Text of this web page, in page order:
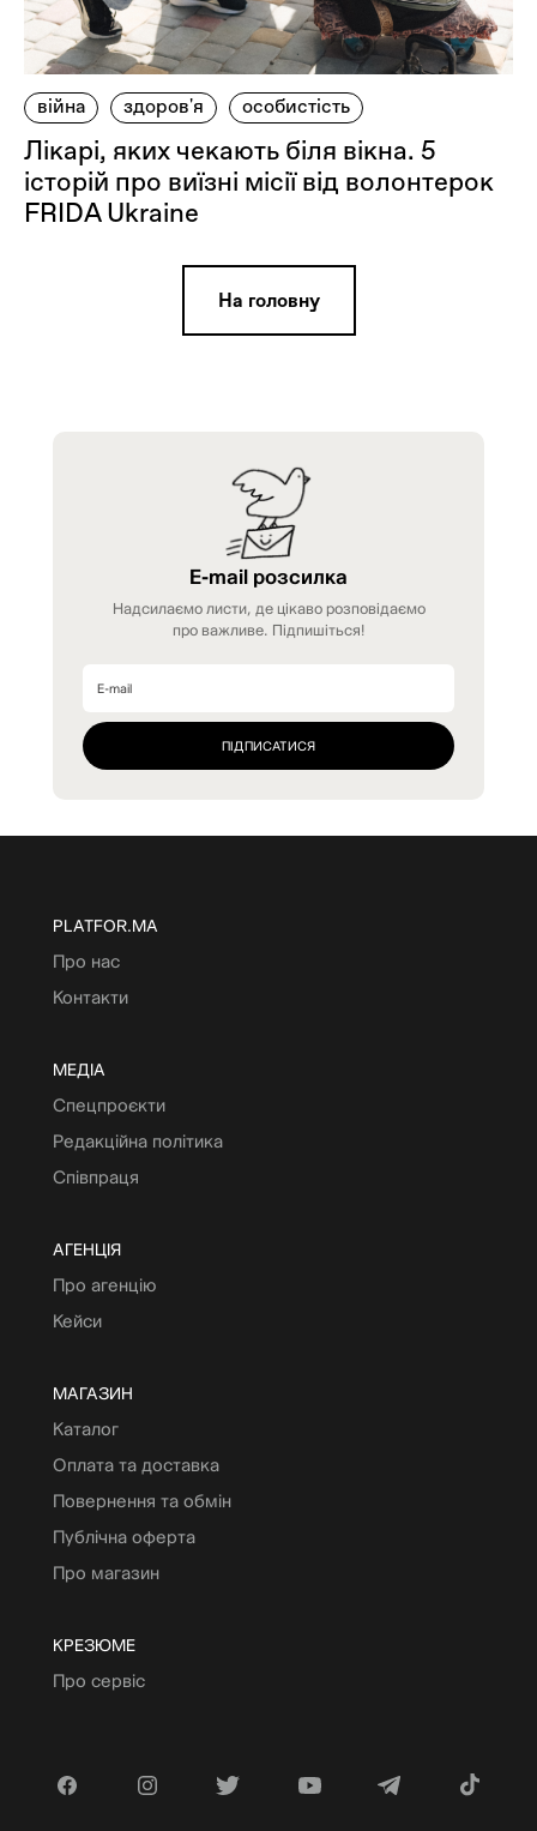
війна здоров'я особистість
Лікарі, яких чекають біля вікна. 5
історій про виїзні місії від волонтерок
FRIDA Ukraine
На головну
E-mail розсилка
Надсилаємо листи, де цікаво розповідаємо
про важливе. Підпишіться!
PLATFOR.MA
Про нас
Контакти
МЕДІА
Спецпроєкти
Редакційна політика
Співпраця
АГЕНЦІЯ
Про агенцію
Кейси
МАГАЗИН
Каталог
Оплата та доставка
Повернення та обмін
Публічна оферта
Про магазин
КРЕЗЮМЕ
Про сервіс